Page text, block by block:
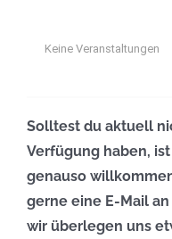
Keine Veranstaltungen
Solltest du aktuell
Verfügung haben,
genauso
gerne eine E-Mail an
wir überlegen uns